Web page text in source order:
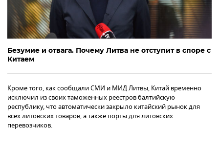
Безумие и отвага. Почему Литва не отступит в споре с
Китаем
Кроме того, как сообщали СМИ и МИД Литвы, Китай временно
исключил из своих таможенных реестров балтийскую
республику, что автоматически закрыло китайский рынок для
всех литовских товаров, а также порты для литовских
перевозчиков.